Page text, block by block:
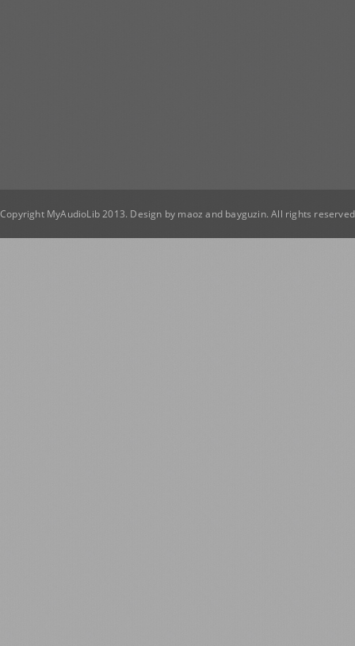
Copyright MyAudioLib 2013. Design by maoz and bayguzin. All rights